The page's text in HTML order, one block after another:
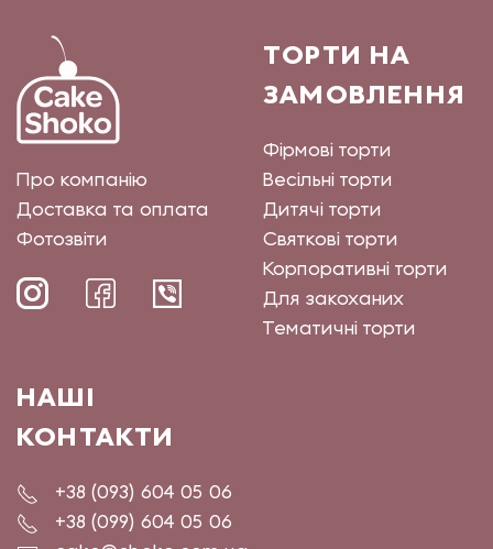
Про компанію
Доставка та оплата
Фотозвіти
ТОРТИ НА
ЗАМОВЛЕННЯ
Фірмові торти
Весільні торти
Дитячі торти
Святкові торти
Корпоративні торти
Для закоханих
Тематичні торти
НАШІ
КОНТАКТИ
+38 (093) 604 05 06
+38 (099) 604 05 06